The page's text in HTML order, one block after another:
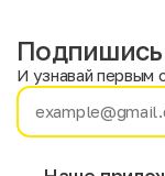
Имя
Подпишись
И узнавай первым